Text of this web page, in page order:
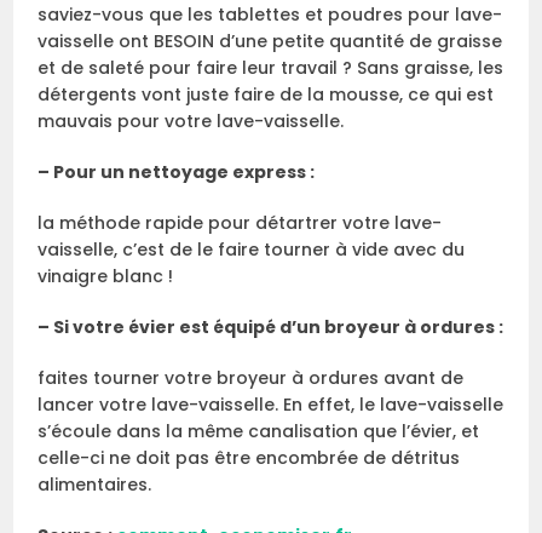
saviez-vous que les tablettes et poudres pour lave-
vaisselle ont BESOIN d’une petite quantité de graisse
et de saleté pour faire leur travail ? Sans graisse, les
détergents vont juste faire de la mousse, ce qui est
mauvais pour votre lave-vaisselle.
– Pour un nettoyage express :
la méthode rapide pour détartrer votre lave-
vaisselle, c’est de le faire tourner à vide avec du
vinaigre blanc !
– Si votre évier est équipé d’un broyeur à ordures :
faites tourner votre broyeur à ordures avant de
lancer votre lave-vaisselle. En effet, le lave-vaisselle
s’écoule dans la même canalisation que l’évier, et
celle-ci ne doit pas être encombrée de détritus
alimentaires.